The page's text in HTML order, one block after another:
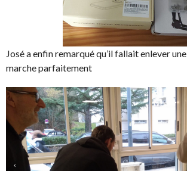
José a enfin remarqué qu’il fallait enlever
marche parfaitement